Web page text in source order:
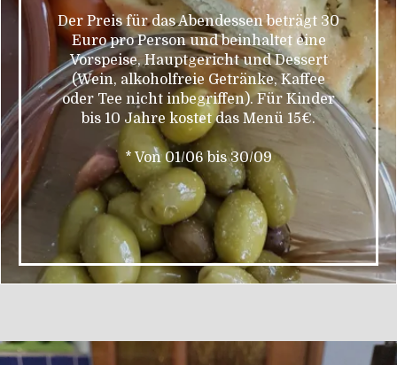
Der Preis für das Abendessen beträgt 30
Euro pro Person und beinhaltet eine
Vorspeise, Hauptgericht und Dessert
(Wein, alkoholfreie Getränke, Kaffee
oder Tee nicht inbegriffen). Für Kinder
bis 10 Jahre kostet das Menü 15€.
* Von 01/06 bis 30/09